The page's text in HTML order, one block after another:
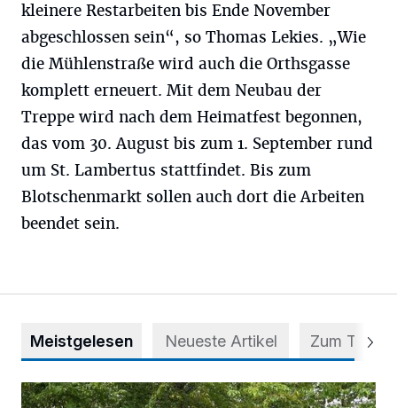
kleinere Restarbeiten bis Ende November
abgeschlossen sein“, so Thomas Lekies. „Wie
die Mühlenstraße wird auch die Orthsgasse
komplett erneuert. Mit dem Neubau der
Treppe wird nach dem Heimatfest begonnen,
das vom 30. August bis zum 1. September rund
um St. Lambertus stattfindet. Bis zum
Blotschenmarkt sollen auch dort die Arbeiten
beendet sein.
Meistgelesen Neueste Artikel Zum Thema
Aus Grau wird Haltung